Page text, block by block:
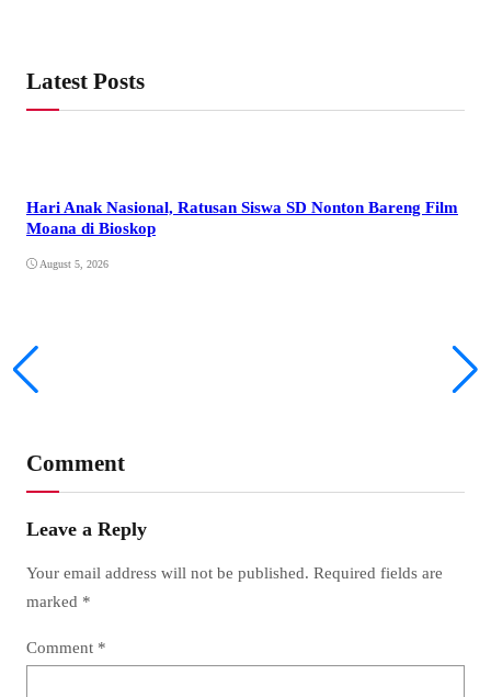
Latest Posts
Hari Anak Nasional, Ratusan Siswa SD Nonton Bareng Film
Moana di Bioskop
August 5, 2026
Comment
Leave a Reply
Your email address will not be published. Required fields are
marked *
Comment *